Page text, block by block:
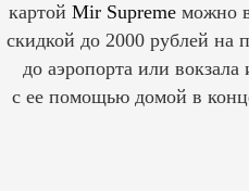
картой Mir Supreme можно
скидкой до 2000 рублей на
до аэропорта или вокзала
с ее помощью домой в